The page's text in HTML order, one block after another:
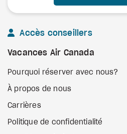
Accès conseillers
Vacances Air Canada
Pourquoi réserver avec nous?
À propos de nous
Carrières
Politique de confidentialité